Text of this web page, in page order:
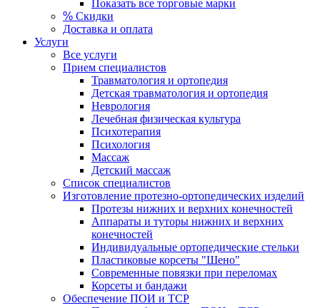
Показать все торговые марки
% Скидки
Доставка и оплата
Услуги
Все услуги
Прием специалистов
Травматология и ортопедия
Детская травматология и ортопедия
Неврология
Лечебная физическая культура
Психотерапия
Психология
Массаж
Детский массаж
Список специалистов
Изготовление протезно-ортопедических изделий
Протезы нижних и верхних конечностей
Аппараты и туторы нижних и верхних
конечностей
Индивидуальные ортопедические стельки
Пластиковые корсеты "Шено"
Современные повязки при переломах
Корсеты и бандажи
Обеспечение ПОИ и ТСР